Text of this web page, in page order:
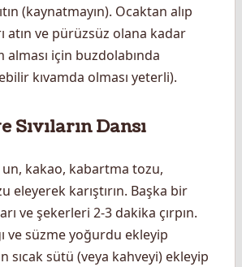
(kaynatmayın). Ocaktan alıp
atın ve pürüzsüz olana kadar
alması için buzdolabında
kıvamda olması yeterli).
Sıvıların Dansı
kakao, kabartma tozu,
eleyerek karıştırın. Başka bir
ve şekerleri 2-3 dakika çırpın.
ve süzme yoğurdu ekleyip
sıcak sütü (veya kahveyi) ekleyip